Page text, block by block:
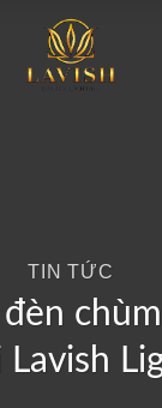
TIN TỨC
Lavish